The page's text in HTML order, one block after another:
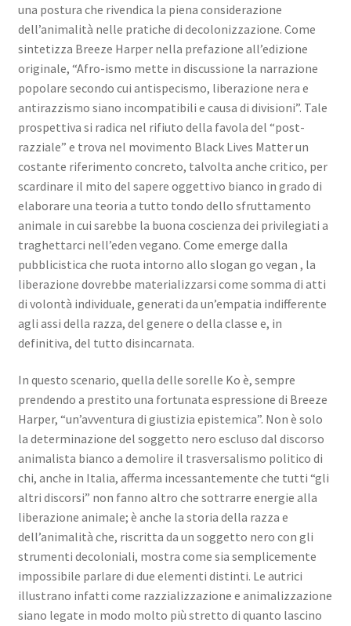
una postura che rivendica la piena considerazione
dell’animalità nelle pratiche di decolonizzazione. Come
sintetizza Breeze Harper nella prefazione all’edizione
originale, “Afro-ismo mette in discussione la narrazione
popolare secondo cui antispecismo, liberazione nera e
antirazzismo siano incompatibili e causa di divisioni”. Tale
prospettiva si radica nel rifiuto della favola del “post-
razziale” e trova nel movimento Black Lives Matter un
costante riferimento concreto, talvolta anche critico, per
scardinare il mito del sapere oggettivo bianco in grado di
elaborare una teoria a tutto tondo dello sfruttamento
animale in cui sarebbe la buona coscienza dei privilegiati a
traghettarci nell’eden vegano. Come emerge dalla
pubblicistica che ruota intorno allo slogan go vegan , la
liberazione dovrebbe materializzarsi come somma di atti
di volontà individuale, generati da un’empatia indifferente
agli assi della razza, del genere o della classe e, in
definitiva, del tutto disincarnata.
In questo scenario, quella delle sorelle Ko è, sempre
prendendo a prestito una fortunata espressione di Breeze
Harper, “un’avventura di giustizia epistemica”. Non è solo
la determinazione del soggetto nero escluso dal discorso
animalista bianco a demolire il trasversalismo politico di
chi, anche in Italia, afferma incessantemente che tutti “gli
altri discorsi” non fanno altro che sottrarre energie alla
liberazione animale; è anche la storia della razza e
dell’animalità che, riscritta da un soggetto nero con gli
strumenti decoloniali, mostra come sia semplicemente
impossibile parlare di due elementi distinti. Le autrici
illustrano infatti come razzializzazione e animalizzazione
siano legate in modo molto più stretto di quanto lascino